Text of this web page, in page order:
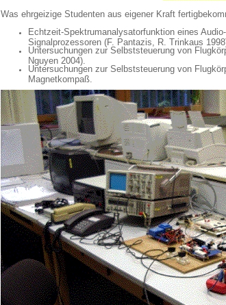
Was ehrgeizige Studenten aus eigener Kraft
Echtzeit-Spektrumanalysatorfunktion eines
Signalprozessoren (F. Pantazis, R. Trinkaus
Untersuchungen zur Selbststeuerung von
Nguyen 2004).
Untersuchungen zur Selbststeuerung von
Magnetkompaß.